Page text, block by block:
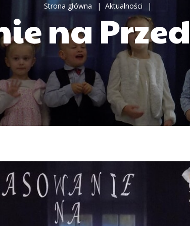
Strona główna Aktualności
na